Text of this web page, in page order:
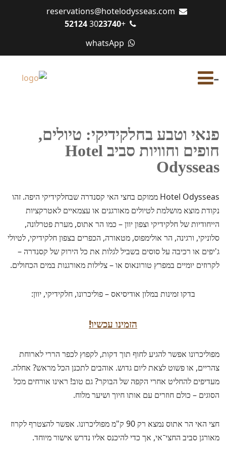
reservations@hotelodysseas.com
+30
23740 52124
whatsApp
-
פנאי וטבע בחלקידיקי: טיולים,
חופים וחוויות סביב Hotel
Odysseas
Hotel Odysseas ממוקם בחצי האי קסנדרה שבחלקידיקי היפה. זהו
נקודת מוצא מושלמת לטיולים מאורגנים או עצמאיים לאטרקציות
הייחודיות של חלקידיקי וצפון יוון – כמו הר אתוס, מערת פטרלונה,
סלוניקי, ורגינה, הר אולימפוס, מטאורה, הכפרים בצפון חלקידיקי, לטיולי
ג'יפים או רכיבה על סוסים בשביל לגלות את כל הירוק של קסנדרה –
לקרוזים יומיים במפרץ טורונאוס או – צלילות מאורגנות במים הכחולים.
בדקו זמינות במלון אודיסיאס – פוליכרונו, חלקידיקי, יוון:
הזמינו עכשיו!
מפוליכרונו אפשר להגיע לחוף תוך דקות, לקפוץ לכפר הררי לארוחת
צהריים, או פשוט לצאת ליום גדוש. אוהבים לתכנן הכל מראש? אחלה.
מעדיפים להחליט אחרי הקפה של הבוקר? גם טוב! ראינו אורחים מכל
הסוגים – כולם חוזרים עם אותו חיוך ושיער מלוח.
חצי האי הר אתוס נמצא רק 90 ק"מ מפוליכרונו. אפשר להצטרף לקרוז
מאורגן סביב החצי־אי, אך כדי להיכנס אליו נדרש אישור מיוחד.